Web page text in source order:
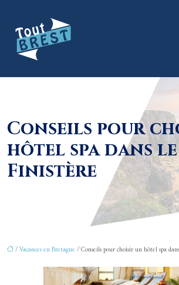
Conseils pour
hôtel spa dans le
Finistère
/Vacances en Bretagne / Conseils pour choisir un hôtel spa